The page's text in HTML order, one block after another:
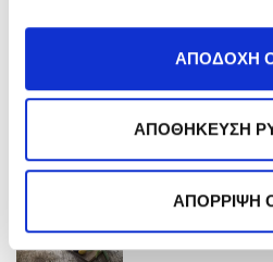
ΑΠΟΔΟΧΗ
ΑΠΟΘΗΚΕΥΣΗ
ΑΠΟΡΡΙΨΗ
<< PREVIOUS